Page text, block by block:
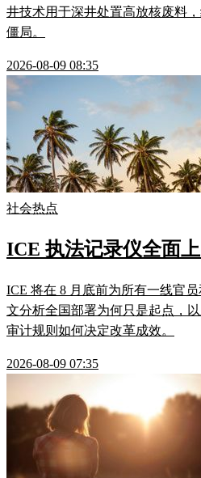
井技术用于深井处置高放核废料，
僵局。
2026-08-09 08:35
社会热点
ICE 执法记录仪全面
ICE 将在 8 月底前为所有一线官
文分析全国部署为何只是起点，
审计规则如何决定改革成效。
2026-08-09 07:35